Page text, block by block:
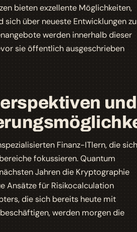
bieten exzellente Möglichkeiten,
sich über neueste Entwicklungen zu
werden innerhalb dieser
sie öffentlich ausgeschrieben
und
Finanz-ITlern, die sich
fokussieren. Quantum
Jahren die Kryptographie
Ansätze für Risikocalculation
die sich bereits heute mit
werden morgen die